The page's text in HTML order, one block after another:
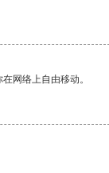
网络上自由移动。